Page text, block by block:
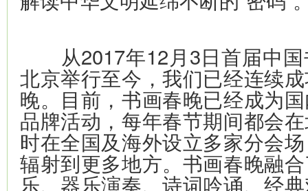
从2017年12月3日首届中国
北京举行至今，我们已经连续
晚。目前，书画春晚已经成为
品牌活动，每年春节期间都会
时在全国及海外设立多家分会
辐射到更多地方。书画春晚融
乐、器乐演奏、诗词吟诵、经